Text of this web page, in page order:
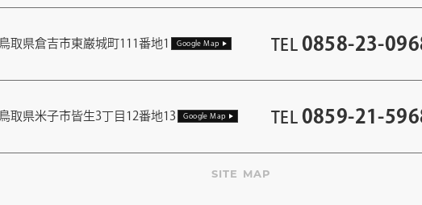
鳥取県倉吉市東巌城町111番地1 Google Map TEL 0858-23-
鳥取県米子市皆生3丁目12番地13 Google Map TEL 0859-21-
SITE MAP